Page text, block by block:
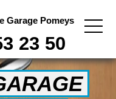
Garage Pomeys
23 50